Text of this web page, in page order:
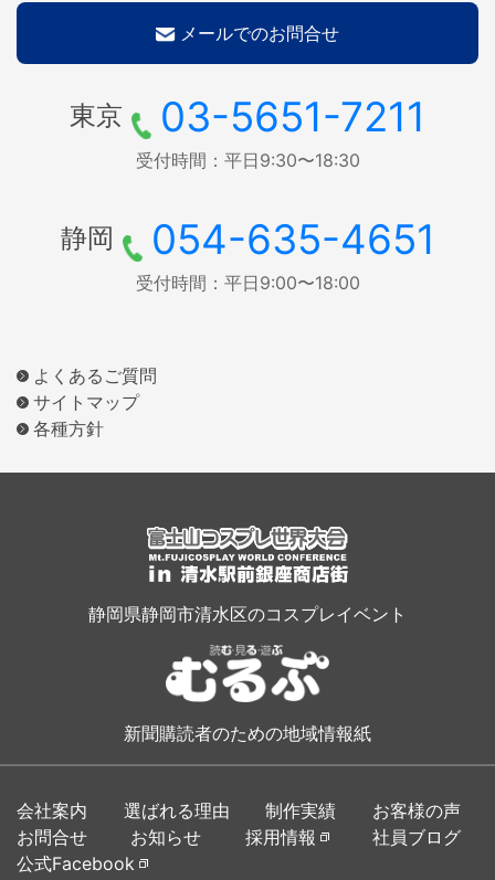
メールでのお問合せ
東京 03-5651-7211
受付時間：平日9:30〜18:30
静岡 054-635-4651
受付時間：平日9:00〜18:00
よくあるご質問
サイトマップ
各種方針
静岡県静岡市清水区のコスプレイベント
新聞購読者のための地域情報紙
会社案内 選ばれる理由 制作実績
お客様の声
お問合せ
お知らせ 採用情報
社員ブログ
公式Facebook